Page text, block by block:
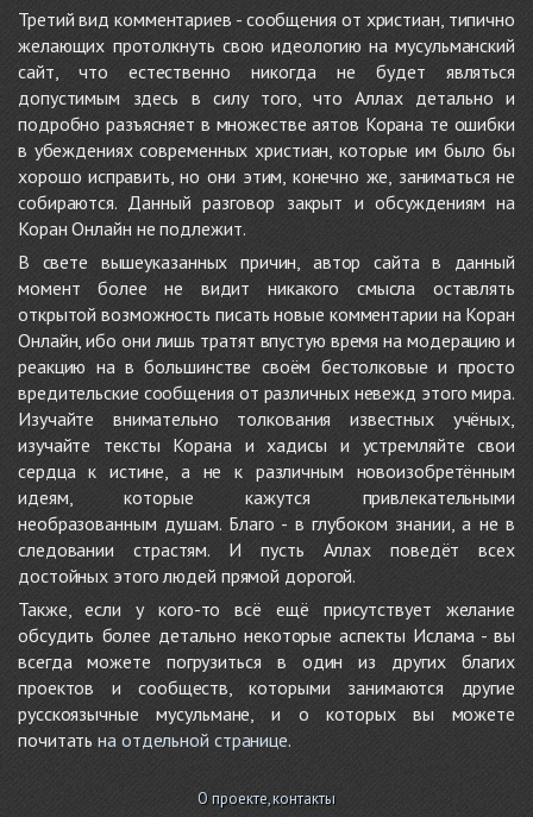
Третий вид комментариев - сообщения от христиан, типично
желающих протолкнуть свою идеологию на мусульманский
сайт, что естественно никогда не будет являться
допустимым здесь в силу того, что Аллах детально и
подробно разъясняет в множестве аятов Корана те ошибки
в убеждениях современных христиан, которые им было бы
хорошо исправить, но они этим, конечно же, заниматься не
собираются. Данный разговор закрыт и обсуждениям на
Коран Онлайн не подлежит.
В свете вышеуказанных причин, автор сайта в данный
момент более не видит никакого смысла оставлять
открытой возможность писать новые комментарии на Коран
Онлайн, ибо они лишь тратят впустую время на модерацию и
реакцию на в большинстве своём бестолковые и просто
вредительские сообщения от различных невежд этого мира.
Изучайте внимательно толкования известных учёных,
изучайте тексты Корана и хадисы и устремляйте свои
сердца к истине, а не к различным новоизобретённым
идеям, которые кажутся привлекательными
необразованным душам. Благо - в глубоком знании, а не в
следовании страстям. И пусть Аллах поведёт всех
достойных этого людей прямой дорогой.
Также, если у кого-то всё ещё присутствует желание
обсудить более детально некоторые аспекты Ислама - вы
всегда можете погрузиться в один из других благих
проектов и сообществ, которыми занимаются другие
русскоязычные мусульмане, и о которых вы можете
почитатьна отдельной странице.
О проекте, контакты